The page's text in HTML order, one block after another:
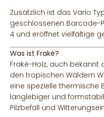
Zusätzlich ist das Vario
geschlossenen Barcode-
4 und eröffnet vielfältige
Was ist Fraké?
Fraké-Holz, auch
den tropischen Wäldern
eine spezielle thermische
langlebiger und
Pilzbefall und